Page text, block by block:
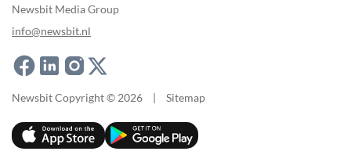
Newsbit Media Group
info@newsbit.nl
Newsbit Copyright © 2026 | Sitemap